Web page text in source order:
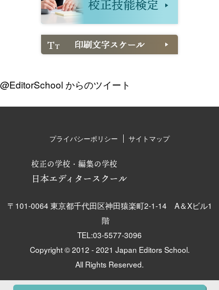
@EditorSchool からのツイート
校正の学校・編集の学校
日本エディタースクール
〒101-0064 東京都千代田区神田猿楽町2-1-14 A＆Xビル1
階
TEL:03-5577-3096
Copyright © 2012 - 2021 Japan Editors School.
All Rights Reserved.
プライバシーポリシー サイトマップ